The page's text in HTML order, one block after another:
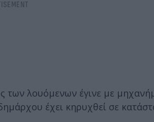
των λουόμενων έγινε με
έχει κηρυχθεί σε